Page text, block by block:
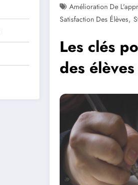
Amélioration De
Satisfaction Des Élèves,
Les clés
des